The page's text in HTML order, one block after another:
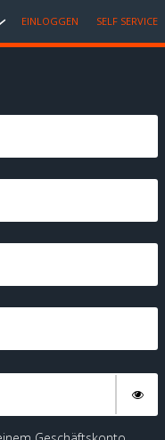
EINLOGGEN SELF SERVICE